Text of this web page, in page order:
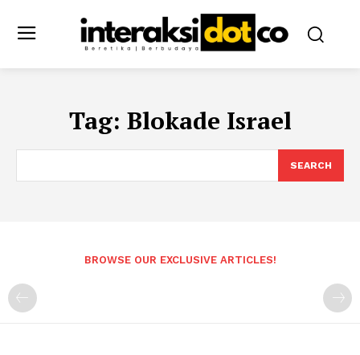
Tag: Blokade Israel
SEARCH
BROWSE OUR EXCLUSIVE ARTICLES!